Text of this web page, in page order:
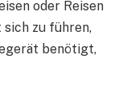
oder Reisen
zu führen,
benötigt,